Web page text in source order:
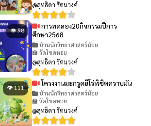
@สุทธิดา รัตนวงศ์
👁 98
การทดลอง20กิจกรรมปีการ
ศึกษา2568
บ้านนักวิทยาศาสตร์น้อย
🏫 วัดโขดหอย
@สุทธิดา รัตนวงศ์
👁 111 โครงงานมะกรูดฮีโร่พิชิตคราบมัน
บ้านนักวิทยาศาสตร์น้อย
🏫 วัดโขดหอย
@สุทธิดา รัตนวงศ์